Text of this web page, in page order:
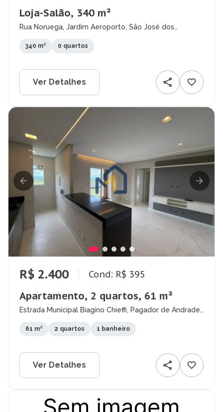
Loja-Salão, 340 m²
Rua Noruega, Jardim Aeroporto, São José dos
340 m² 0 quartos
Ver Detalhes
R$ 2.400 Cond: R$ 395
Apartamento, 2 quartos, 61 m²
Estrada Municipal Biagino Chieffi, Pagador de Andrade,
61 m² 2 quartos 1 banheiro
Ver Detalhes